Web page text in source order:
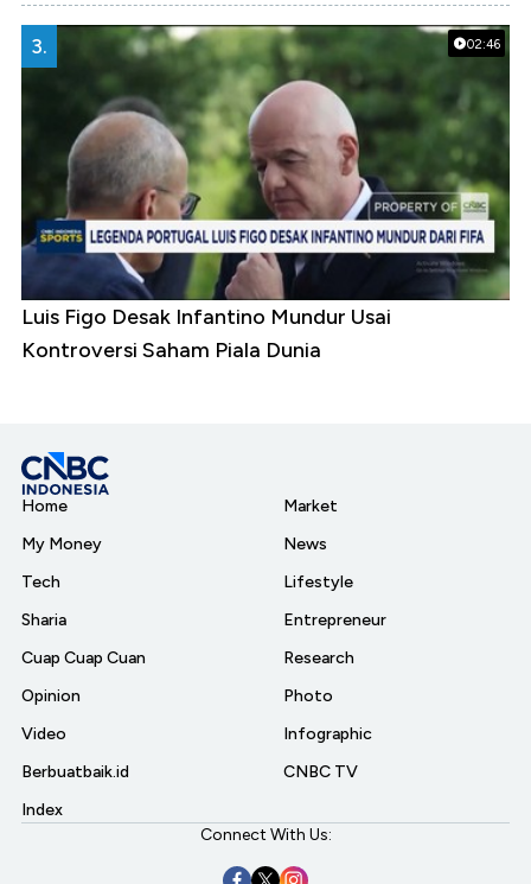
02:46
3.
Luis Figo Desak Infantino Mundur Usai
Kontroversi Saham Piala Dunia
Home
My Money
Tech
Sharia
Cuap Cuap Cuan
Opinion
Video
Berbuatbaik.id
Index
Market
News
Lifestyle
Entrepreneur
Research
Photo
Infographic
CNBC TV
Connect With Us: